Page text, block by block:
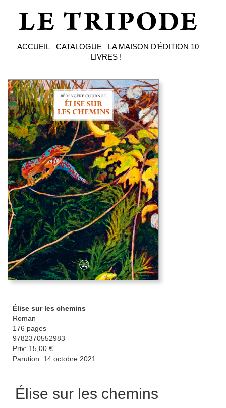
ACCUEIL CATALOGUE LA MAISON D’ÉDITION 10
LIVRES !
Élise sur les chemins
Roman
176 pages
9782370552983
Prix: 15,00 €
Parution: 14 octobre 2021
Élise sur les chemins